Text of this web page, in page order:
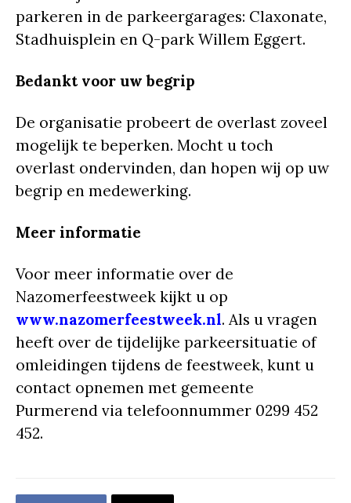
parkeren in de parkeergarages: Claxonate,
Stadhuisplein en Q-park Willem Eggert.
Bedankt voor uw begrip
De organisatie probeert de overlast zoveel
mogelijk te beperken. Mocht u toch
overlast ondervinden, dan hopen wij op uw
begrip en medewerking.
Meer informatie
Voor meer informatie over de
Nazomerfeestweek kijkt u op
www.nazomerfeestweek.nl. Als u vragen
heeft over de tijdelijke parkeersituatie of
omleidingen tijdens de feestweek, kunt u
contact opnemen met gemeente
Purmerend via telefoonnummer 0299 452
452.